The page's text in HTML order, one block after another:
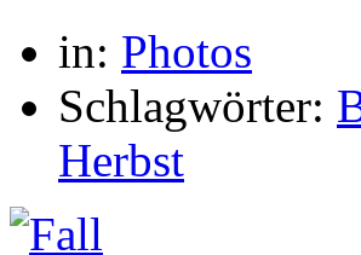
in: Photos
Schlagwörter:
Herbst